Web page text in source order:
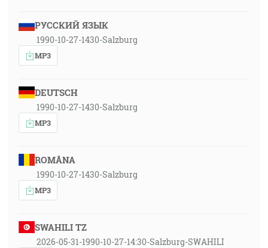
РУССКИЙ ЯЗЫК
1990-10-27-1430-Salzburg
MP3
DEUTSCH
1990-10-27-1430-Salzburg
MP3
ROMÂNA
1990-10-27-1430-Salzburg
MP3
SWAHILI TZ
2026-05-31-1990-10-27-14:30-Salzburg-SWAHILI